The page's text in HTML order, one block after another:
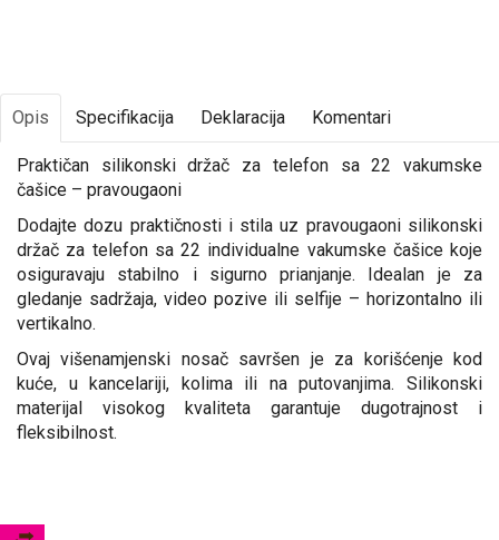
Opis Specifikacija Deklaracija Komentari
Praktičan silikonski držač za telefon sa 22 vakumske
čašice – pravougaoni
Dodajte dozu praktičnosti i stila uz pravougaoni silikonski
držač za telefon sa 22 individualne vakumske čašice koje
osiguravaju stabilno i sigurno prianjanje. Idealan je za
gledanje sadržaja, video pozive ili selfije – horizontalno ili
vertikalno.
Ovaj višenamjenski nosač savršen je za korišćenje kod
kuće, u kancelariji, kolima ili na putovanjima. Silikonski
materijal visokog kvaliteta garantuje dugotrajnost i
fleksibilnost.